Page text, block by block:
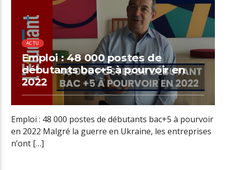
00:25 READ TIME
ACTU
Emploi : 48 000 postes de
débutants bac+5 à pourvoir en
2022
Emploi : 48 000 postes de débutants bac+5 à pourvoir
en 2022 Malgré la guerre en Ukraine, les entreprises
n’ont […]